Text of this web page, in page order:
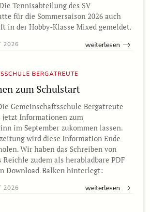
Tennisabteilung des SV
für die Sommersaison 2026 auch
in der Hobby-Klasse Mixed gemeldet.
2026 weiterlesen
BERGATREUTE
zum Schulstart
Gemeinschaftsschule Bergatreute
jetzt Informationen zum
im September zukommen lassen.
wird diese Information Ende
Wir haben das Schreiben von
Reichle zudem als herabladbare PDF
Download-Balken hinterlegt:
2026 weiterlesen